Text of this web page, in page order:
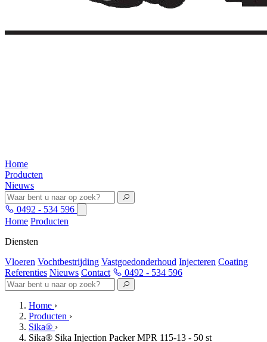
Home
Producten
Nieuws
0492 - 534 596
Home Producten
Diensten
Vloeren Vochtbestrijding Vastgoedonderhoud Injecteren Coating
Referenties Nieuws Contact 0492 - 534 596
Home ›
Producten ›
Sika® ›
Sika® Sika Injection Packer MPR 115-13 - 50 st